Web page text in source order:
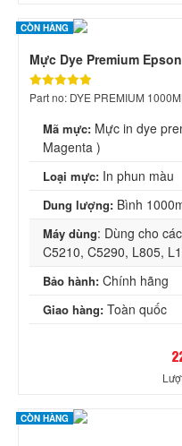
CÒN HÀNG
Mực Dye Premium
Part no: DYE PREMIUM
Mã mực: Mực in dye
Magenta )
Loại mực: In phun màu
Dung lượng: Bình
Máy dùng: Dùng cho
C5210, C5290, L805,
Bảo hành: Chính hãng
Giao hàng: Toàn quốc
CÒN HÀNG